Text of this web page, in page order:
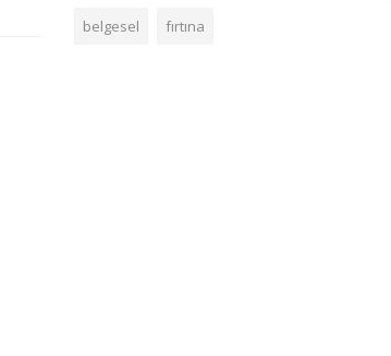
belgesel fırtına